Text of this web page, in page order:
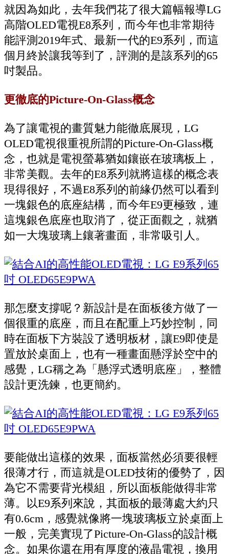
就因為如此，去年我們花了很大篇幅報導LG
高階OLED電視E8系列，而今年也非常期待
能評測2019年式、最新一代的E9系列，而這
個月終於讓我等到了，評測的是該系列的65
吋製品。
更徹底的Picture-On-Glass概念
為了讓電視的畫質魅力能徹底展現，LG
OLED電視很重視所謂的Picture-On-Glass概
念，也就是電視螢幕猶如鑲嵌在玻璃板上，
非常美觀。去年的E8系列就將這樣的概念表
現得很好，不過E8系列的前緣仍然可以看到
一塊銀色的底座結構，而今年E9更極致，連
這塊銀色底座也取消了，從正面觀之，就猶
如一大塊玻璃上鑲著畫面，非常吸引人。
那怎麼支撐呢？新設計是在面板後方做了一
個很重的底座，而且在配重上巧妙控制，同
時在面板下方裝設了透明板材，讓E9即使是
置放於桌面上，也有一種畫面懸浮於空中的
感覺，LG稱之為「懸浮式透明底座」，整體
設計更洗鍊，也更簡約。
要能做出這樣的效果，面板當然必須要很輕
很薄才行，而這就是OLED技術的優勢了，因
為它不需要背光模組，所以面板能做得非常
薄。以E9系列來說，其面板的最薄處大約只
有0.6cm，感覺就像將一塊玻璃板立於桌面上
一般，完美實現了Picture-On-Glass的設計概
念。如果你還在用有厚度的液晶電視，換用